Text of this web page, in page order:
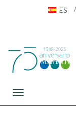
ES
Toggle navigation